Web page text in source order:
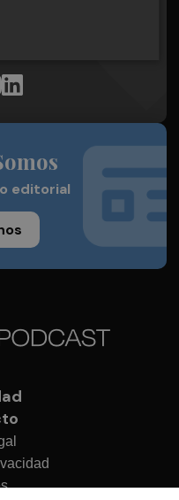
redes
editorial